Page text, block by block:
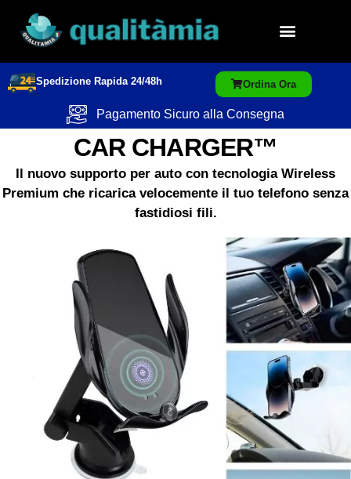
Spedizione Rapida 24/48h Ordina Ora
Pagamento Sicuro alla Consegna
CAR CHARGER™
Il nuovo supporto per auto con tecnologia Wireless
Premium che ricarica velocemente il tuo telefono senza
fastidiosi fili.